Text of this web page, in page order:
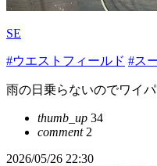
SE
#ウエストフィールド #ス
雨の日乗らないのでワイ
thumb_up 34
comment2
2026/05/26 22:30